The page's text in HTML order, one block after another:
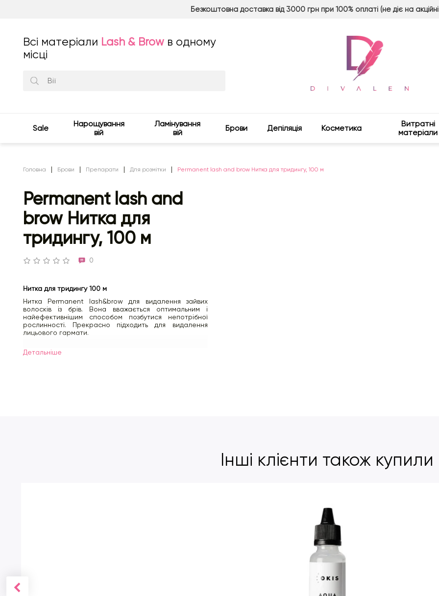
Безкоштовна доставка від 3000 грн при 100% оплаті (не діє на
Всі матеріали Lash & Brow в одному
місці
Sale
Нарощування
вій
Ламінування
вій
Брови Депіляція Косметика
Витратні
матеріали
Головна Брови Препарати Для розмітки Permanent lash and brow Нитка для тридингу, 100 м
Permanent lash and
brow Нитка для
тридингу, 100 м
0
Нитка для тридингу 100 м
Нитка Permanent lash&brow для видалення зайвих
волосків із брів. Вона вважається оптимальним і
найефективнішим способом позбутися непотрібної
рослинності. Прекрасно підходить для видалення
лицьового гармати.
Детальнiше
Інші клієнти також купили